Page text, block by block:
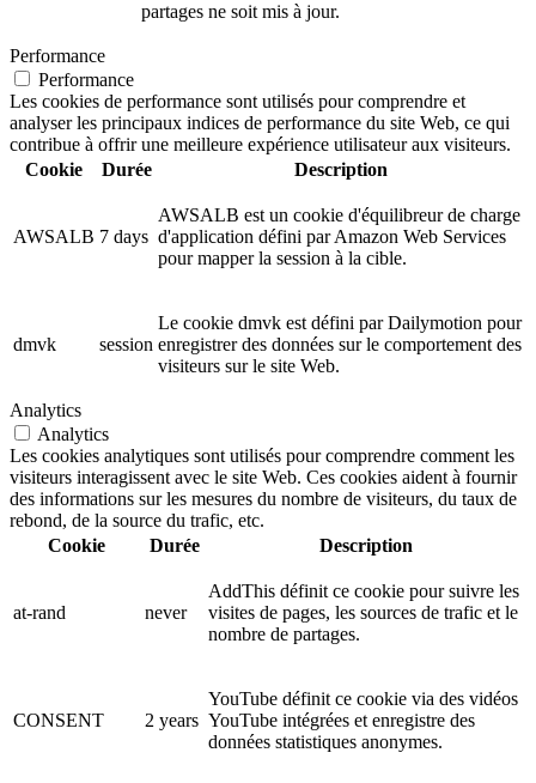
partages ne soit mis à jour.
Performance
Performance
Les cookies de performance sont utilisés pour comprendre et
analyser les principaux indices de performance du site Web, ce qui
contribue à offrir une meilleure expérience utilisateur aux visiteurs.
Cookie
Durée Description
AWSALB 7 days
AWSALB est un cookie d'équilibreur de charge
d'application défini par Amazon Web Services
pour mapper la session à la cible.
dmvk session
Le cookie dmvk est défini par Dailymotion pour
enregistrer des données sur le comportement des
visiteurs sur le site Web.
Analytics
Analytics
Les cookies analytiques sont utilisés pour comprendre comment les
visiteurs interagissent avec le site Web. Ces cookies aident à fournir
des informations sur les mesures du nombre de visiteurs, du taux de
rebond, de la source du trafic, etc.
Cookie
Durée Description
at-rand never
AddThis définit ce cookie pour suivre les
visites de pages, les sources de trafic et le
nombre de partages.
CONSENT 2 years
YouTube définit ce cookie via des vidéos
YouTube intégrées et enregistre des
données statistiques anonymes.